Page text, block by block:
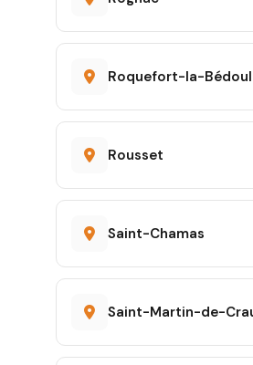
Roquefort-la-
Rousset
Saint-Chamas
Saint-Martin-de-